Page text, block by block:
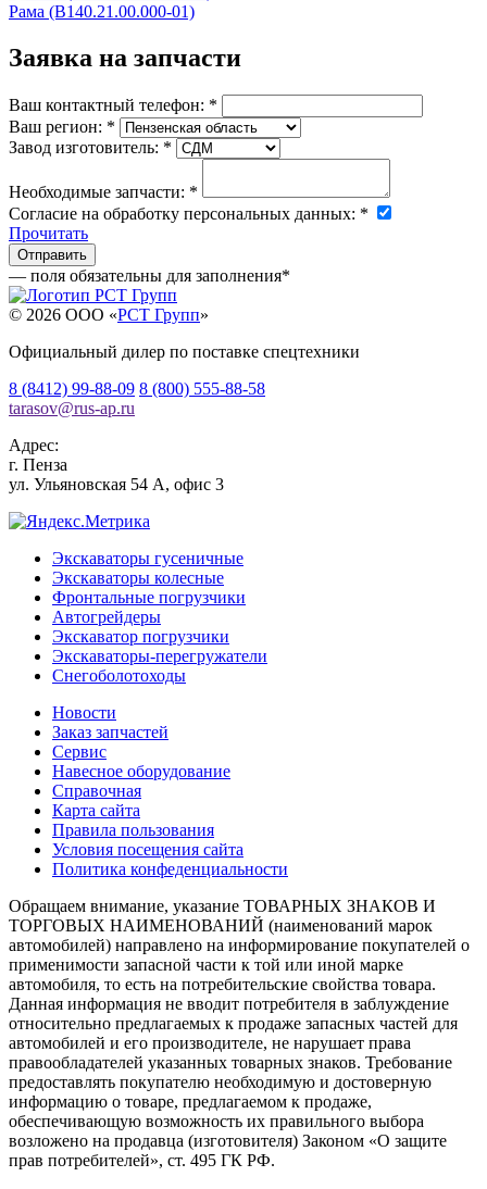
Рама (В140.21.00.000-01)
Заявка на запчасти
Ваш контактный телефон: *
Ваш регион: *
Завод изготовитель: *
Необходимые запчасти: *
Согласие на обработку персональных данных: *
Прочитать
— поля обязательны для заполнения*
© 2026 OOO «РСТ Групп»
Официальный дилер по поставке спецтехники
8 (8412) 99-88-09 8 (800) 555-88-58
tarasov@rus-ap.ru
Адрес:
г. Пенза
ул. Ульяновская 54 А, офис 3
Экскаваторы гусеничные
Экскаваторы колесные
Фронтальные погрузчики
Автогрейдеры
Экскаватор погрузчики
Экскаваторы-перегружатели
Снегоболотоходы
Новости
Заказ запчастей
Сервис
Навесное оборудование
Справочная
Карта сайта
Правила пользования
Условия посещения сайта
Политика конфеденциальности
Обращаем внимание, указание ТОВАРНЫХ ЗНАКОВ И
ТОРГОВЫХ НАИМЕНОВАНИЙ (наименований марок
автомобилей) направлено на информирование покупателей о
применимости запасной части к той или иной марке
автомобиля, то есть на потребительские свойства товара.
Данная информация не вводит потребителя в заблуждение
относительно предлагаемых к продаже запасных частей для
автомобилей и его производителе, не нарушает права
правообладателей указанных товарных знаков. Требование
предоставлять покупателю необходимую и достоверную
информацию о товаре, предлагаемом к продаже,
обеспечивающую возможность их правильного выбора
возложено на продавца (изготовителя) Законом «О защите
прав потребителей», ст. 495 ГК РФ.